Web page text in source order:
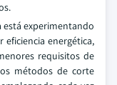
está experimentando
energética,
requisitos de
métodos de corte